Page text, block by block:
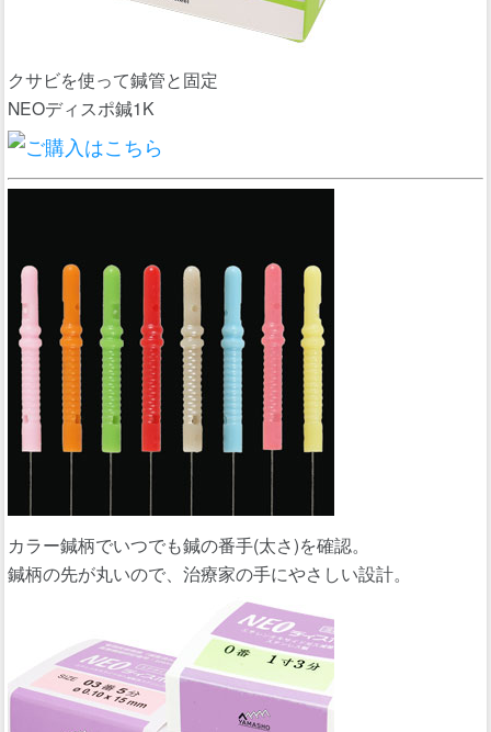
クサビを使って鍼管と固定
NEOディスポ鍼1K
カラー鍼柄でいつでも鍼の番手(太さ)を確認。
鍼柄の先が丸いので、治療家の手にやさしい設計。